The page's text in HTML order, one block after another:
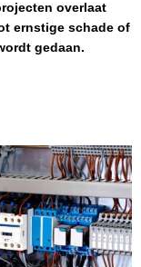
overlaat
ernstige schade of
gedaan.